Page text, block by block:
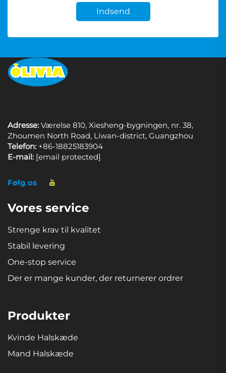
Indsend
Adresse: Værelse 810, Xiesheng-bygningen, nr. 38,
Zhoumen North Road, Liwan-district, Guangzhou
Telefon: +86-18825183904
E-mail: [email protected]
Følg os
Vores service
Strenge krav til kvalitet
Stabil levering
One-stop service
Der er mange kunder, der returnerer ordrer
Produkter
Kvinde Halskæde
Mand Halskæde